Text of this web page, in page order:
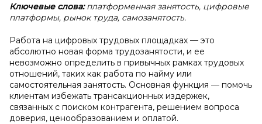
Ключевые слова:платформенная занятость, цифровые
платформы, рынок труда, самозанятость.
Работа на цифровых трудовых площадках — это
абсолютно новая форма трудозанятости, и ее
невозможно определить в привычных рамках трудовых
отношений, таких как работа по найму или
самостоятельная занятость. Основная функция — помочь
клиентам избежать трансакционных издержек,
связанных с поиском контрагента, решением вопроса
доверия, ценообразованием и оплатой.